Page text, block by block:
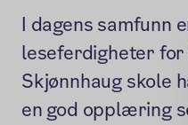
I dagens samfunn
leseferdigheter for
Skjønnhaug skole
en god opplæring